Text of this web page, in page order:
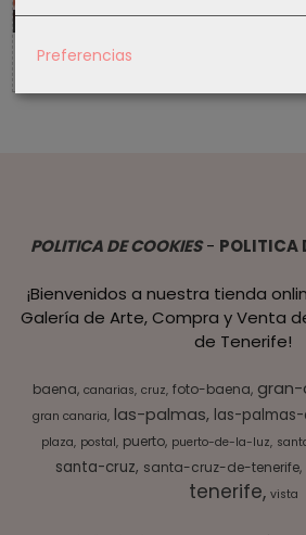
1300d 3h 37m
POLITICA DE COOKIES- POLITICA
¡Bienvenidos a nuestra tienda
Galería de Arte, Compra y Venta
de Tenerife!
baena canarias cruz foto-baena gran-
gran canaria las-palmas las-
plaza postal puerto puerto-de-la-luz
santa-cruz santa-cruz-de-tenerife
tenerife vista
Preferencias